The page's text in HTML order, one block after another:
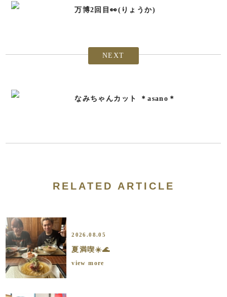
万博2回目👀(りょうか)
NEXT
なみちゃんカット ＊asano＊
RELATED ARTICLE
2026.08.05
夏満喫☀️🌊
view more